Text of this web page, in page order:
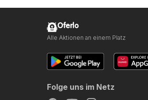
Oferlo
Alle Aktionen an einem Platz
Folge uns im Netz